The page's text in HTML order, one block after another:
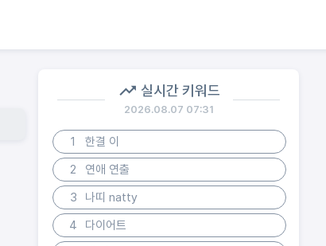
실시간 키워드
2026.08.07 07:31
1
한결 이
2
연애 연출
3
나띠 natty
4
다이어트